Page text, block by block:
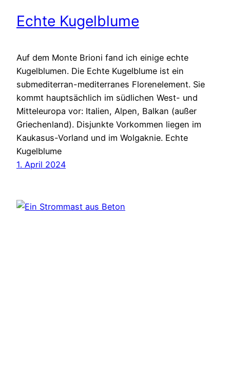
Echte Kugelblume
Auf dem Monte Brioni fand ich einige echte
Kugelblumen. Die Echte Kugelblume ist ein
submediterran-mediterranes Florenelement. Sie
kommt hauptsächlich im südlichen West- und
Mitteleuropa vor: Italien, Alpen, Balkan (außer
Griechenland). Disjunkte Vorkommen liegen im
Kaukasus-Vorland und im Wolgaknie. Echte
Kugelblume
1. April 2024